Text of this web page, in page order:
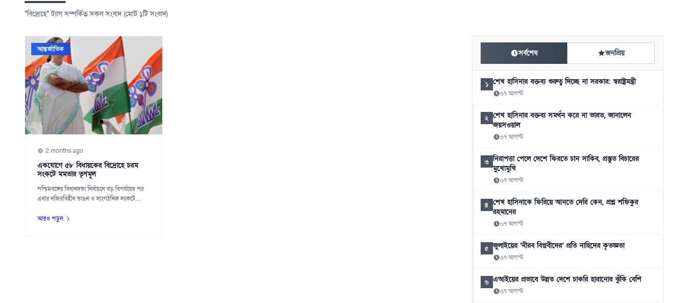
"বিদ্রোহে" ট্যাগ সম্পর্কিত সকল সংবাদ (মোট ১টি সংবাদ)
আন্তর্জাতিক
2 months ago
একযোগে ৫৮ বিধায়কের বিদ্রোহে চরম
সংকটে মমতার তৃণমূল
পশ্চিমবঙ্গের বিধানসভা নির্বাচনে বড় বিপর্যয়ের পর
এবার নজিরবিহীন ভাঙন ও সাংগঠনিক সংকটে
আরও পড়ুন
সর্বশেষ জনপ্রিয়
১ শেখ হাসিনার বক্তব্য গুরুত্ব দিচ্ছে না সরকার: স্বরাষ্ট্রমন্ত্রী
০৭ আগস্ট
২
শেখ হাসিনার বক্তব্য সমর্থন করে না ভারত, জানালেন
জয়সওয়াল
০৭ আগস্ট
৩ নিরাপত্তা পেলে দেশে ফিরতে চান সাকিব, প্রস্তুত বিচারের
মুখোমুখি
০৭ আগস্ট
৪
শেখ হাসিনাকে ফিরিয়ে আনতে দেরি কেন, প্রশ্ন শফিকুর
রহমানের
০৭ আগস্ট
৫ জুলাইয়ের ‘নীরব বিপ্লবীদের’ প্রতি নাহিদের কৃতজ্ঞতা
০৭ আগস্ট
৬ এআইয়ের প্রভাবে উন্নত দেশে চাকরি হারানোর ঝুঁকি বেশি
০৭ আগস্ট